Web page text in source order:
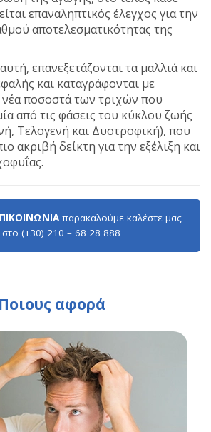
επαναληπτικός έλεγχος για την
αποτελεσματικότητας της
επανεξετάζονται τα μαλλιά και
και καταγράφονται με
νέα ποσοστά των τριχών που
από τις φάσεις του κύκλου ζωής
Τελογενή και Δυστροφική), που
ακριβή δείκτη για την εξέλιξη και
παρακαλούμε καλέστε μας
στο (+30) 210 – 68 28 888
Ποιους αφορά